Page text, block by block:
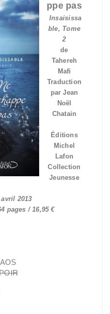
ppe pas
Insaisissa
ble, Tome
2
de
Tahereh
Mafi
Traduction
par Jean
Noël
Chatain
Éditions
Michel
Lafon
Collection
Jeunesse
2013
pages / 16,95 €